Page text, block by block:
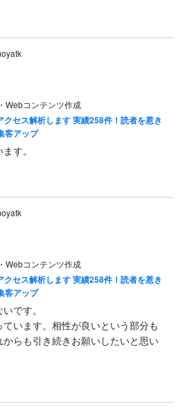
Webコンテンツ作成
セス解析します 実績258件！読者を惹き
客アップ
す。
Webコンテンツ作成
セス解析します 実績258件！読者を惹き
客アップ
です。
います。相性が良いという部分も
らも引き続きお願いしたいと思い